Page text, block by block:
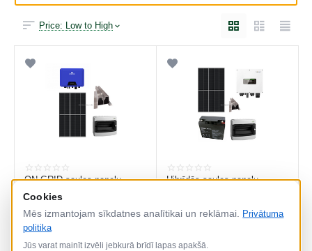
Price: Low to High
ON-GRID saules paneļu
sistēmas tīklam
4 800,00 €
Hibrīdās saules paneļu
Cookies
Mēs izmantojam sīkdatnes analītikai un reklāmai.
Privātuma
politika
Jūs varat mainīt izvēli jebkurā brīdī lapas apakšā.